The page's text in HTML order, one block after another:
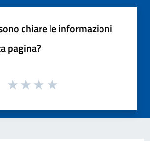
chiare le informazioni
pagina?